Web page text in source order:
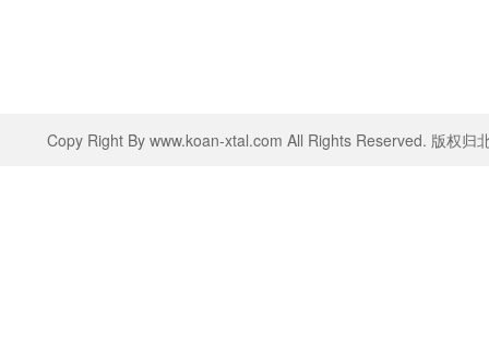
Copy Right By www.koan-xtal.com All Rights Reserved. 版权归